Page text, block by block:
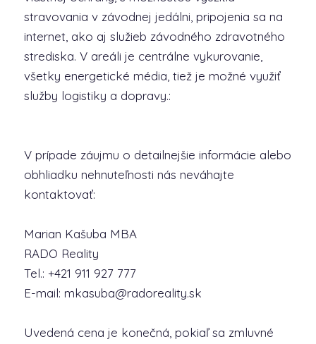
stravovania v závodnej jedálni, pripojenia sa na
internet, ako aj služieb závodného zdravotného
strediska. V areáli je centrálne vykurovanie,
všetky energetické média, tiež je možné využiť
služby logistiky a dopravy.:
V prípade záujmu o detailnejšie informácie alebo
obhliadku nehnuteľnosti nás neváhajte
kontaktovať:
Marian Kašuba MBA
RADO Reality
Tel.: +421 911 927 777
E-mail: mkasuba@radoreality.sk
Uvedená cena je konečná, pokiaľ sa zmluvné